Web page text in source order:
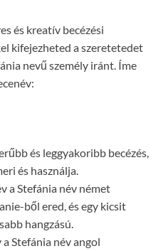
és kreatív becézési
kifejezheted a szeretetedet
nevű személy iránt. Íme
és leggyakoribb becézés,
és használja.
a Stefánia név német
ből ered, és egy kicsit
hangzású.
a Stefánia név angol